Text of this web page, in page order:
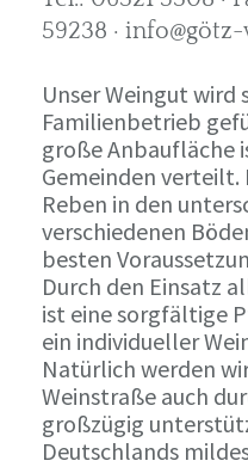
59238 ·
Unser Weingut wird
Familienbetrieb
große Anbaufläche
Gemeinden verteilt.
Reben in den
verschiedenen
besten
Durch den Einsatz
ist eine sorgfältige
ein individueller
Natürlich werden
Weinstraße auch
großzügig
Deutschlands